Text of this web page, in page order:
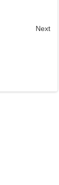
Next